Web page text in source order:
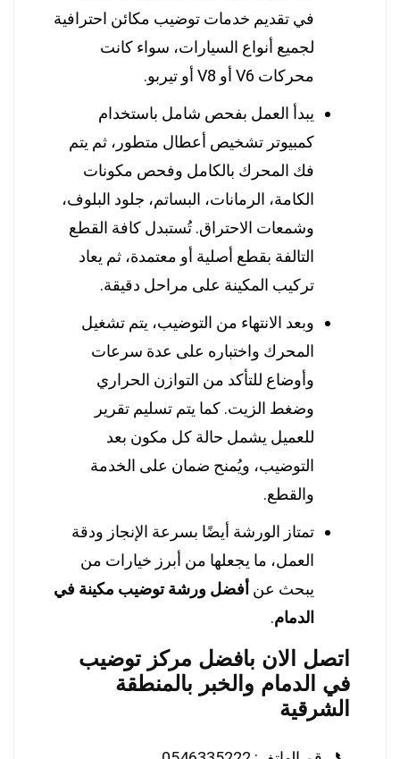
في تقديم خدمات توضيب مكائن احترافية
لجميع أنواع السيارات، سواء كانت
محركات V6 أو V8 أو تيربو.
يبدأ العمل بفحص شامل باستخدام
كمبيوتر تشخيص أعطال متطور، ثم يتم
فك المحرك بالكامل وفحص مكونات
الكامة، الرمانات، البساتم، جلود البلوف،
وشمعات الاحتراق. تُستبدل كافة القطع
التالفة بقطع أصلية أو معتمدة، ثم يعاد
تركيب المكينة على مراحل دقيقة.
وبعد الانتهاء من التوضيب، يتم تشغيل
المحرك واختباره على عدة سرعات
وأوضاع للتأكد من التوازن الحراري
وضغط الزيت. كما يتم تسليم تقرير
للعميل يشمل حالة كل مكون بعد
التوضيب، ويُمنح ضمان على الخدمة
والقطع.
تمتاز الورشة أيضًا بسرعة الإنجاز ودقة
العمل، ما يجعلها من أبرز خيارات من
يبحث عن أفضل ورشة توضيب مكينة في
الدمام.
اتصل الان بافضل مركز توضيب
في الدمام والخبر بالمنطقة
الشرقية